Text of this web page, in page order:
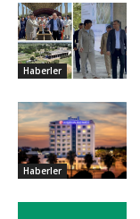
Haberler
Haberler